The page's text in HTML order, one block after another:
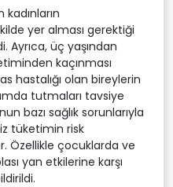
yer alması gerektiği
Ayrıca, üç yaşından
kaçınması
hastalığı olan bireylerin
tutmaları tavsiye
bazı sağlık sorunlarıyla
tüketimin risk
Özellikle çocuklarda ve
yan etkilerine karşı